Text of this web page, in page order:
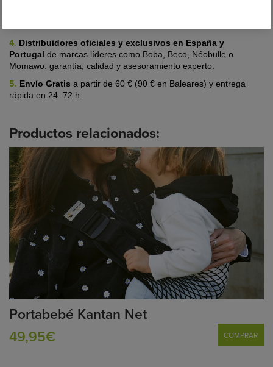
4. Distribuidores oficiales y exclusivos en España y
Portugal de marcas líderes como Boba, Beco, Néobulle o
Momawo: garantía, calidad y asesoramiento experto.
5. Envío Gratis a partir de 60 € (90 € en Baleares) y entrega
rápida en 24–72 h.
Productos relacionados:
Portabebé Kantan Net
49,95€
COMPRAR